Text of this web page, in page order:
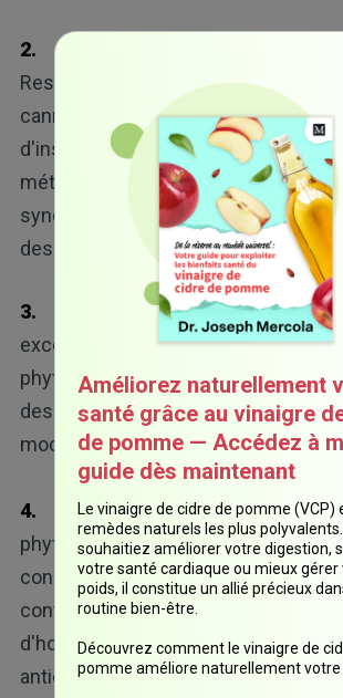
2.
selon une étude
Research Gynecology, la
cannelle peut contribuer à la
d'insuline, la cyclicité menstruelle et
métabolique chez les femmes
syndrome des ovaires polykystiques
des causes possibles de
3. Graines de lin :les graines de
excellente source de lignanes, un
phytœstrogènes (œstrogène
des effets hormonaux et qui peut
moduler votre taux d'œstrogène.
4. Graines de sésame :
phytœstrogènes, la recherche a
consommation de graines de
contribuer à améliorer non pas votre
d'hormone sexuelle mais aussi votre
antioxydant et les lipides sanguins.
Améliorez naturellement
santé grâce au vinaigre
de pomme — Accédez à
guide dès maintenant
Le vinaigre de cidre de pomme (VCP)
remèdes naturels les plus
souhaitiez améliorer votre digestion,
votre santé cardiaque ou mieux gérer
poids, il constitue un allié précieux
routine bien-être.
Découvrez comment le vinaigre de
pomme améliore naturellement votre